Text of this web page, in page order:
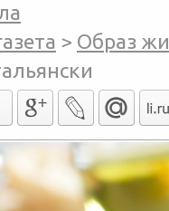
> Образ